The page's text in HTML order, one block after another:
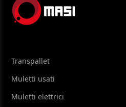
Transpallet
Muletti usati
Muletti elettrici